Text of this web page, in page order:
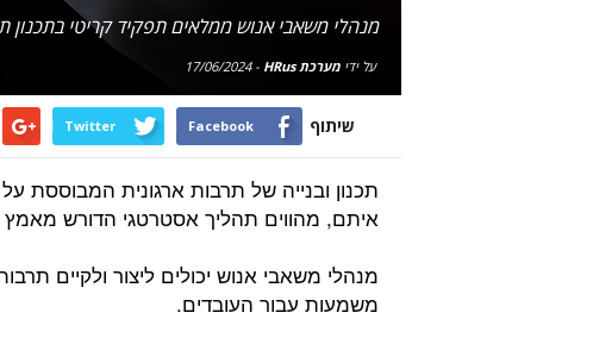
מנהלי משאבי אנוש ממלאים תפקיד קריטי בתכנון
על ידימערכת HRus -
17/06/2024
שיתוף Facebook
Twitter
תכנון ובנייה של תרבות ארגונית המבוססת
איתם, מהווים תהליך אסטרטגי הדורש
מנהלי משאבי אנוש יכולים ליצור ולקיים
משמעות עבור העובדים.